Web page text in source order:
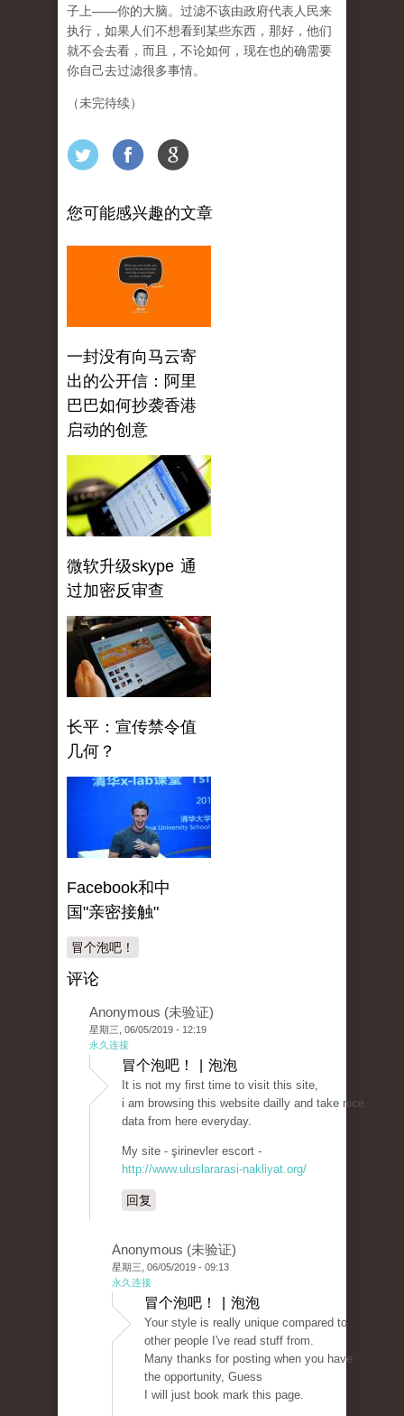
子上——你的大脑。过滤不该由政府代表人民来
执行，如果人们不想看到某些东西，那好，他们
就不会去看，而且，不论如何，现在也的确需要
你自己去过滤很多事情。
（未完待续）
您可能感兴趣的文章
一封没有向马云寄
出的公开信：阿里
巴巴如何抄袭香港
启动的创意
微软升级skype 通
过加密反审查
长平：宣传禁令值
几何？
Facebook和中
国"亲密接触"
冒个泡吧！
评论
Anonymous (未验证)
星期三, 06/05/2019 - 12:19
永久连接
冒个泡吧！ | 泡泡
It is not my first time to visit this site,
i am browsing this website dailly and take nice
data from here everyday.
My site - şirinevler escort -
http://www.uluslararasi-nakliyat.org/
回复
Anonymous (未验证)
星期三, 06/05/2019 - 09:13
永久连接
冒个泡吧！ | 泡泡
Your style is really unique compared to
other people I've read stuff from.
Many thanks for posting when you have
the opportunity, Guess
I will just book mark this page.